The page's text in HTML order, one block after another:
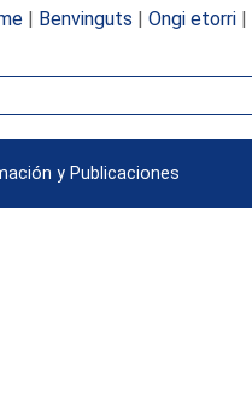
| Benvinguts | Ongi etorri|
y Publicaciones